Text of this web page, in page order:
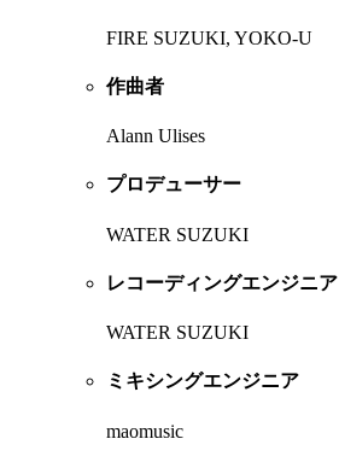
FIRE SUZUKI, YOKO-U
作曲者
Alann Ulises
プロデューサー
WATER SUZUKI
レコーディングエンジニア
WATER SUZUKI
ミキシングエンジニア
maomusic